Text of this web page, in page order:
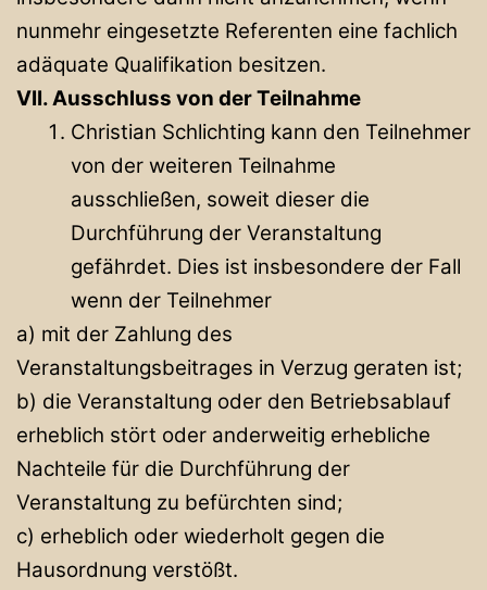
nunmehr eingesetzte Referenten eine fachlich
adäquate Qualifikation besitzen.
VII. Ausschluss von der Teilnahme
Christian Schlichting kann den Teilnehmer
von der weiteren Teilnahme
ausschließen, soweit dieser die
Durchführung der Veranstaltung
gefährdet. Dies ist insbesondere der Fall
wenn der Teilnehmer
a) mit der Zahlung des
Veranstaltungsbeitrages in Verzug geraten ist;
b) die Veranstaltung oder den Betriebsablauf
erheblich stört oder anderweitig erhebliche
Nachteile für die Durchführung der
Veranstaltung zu befürchten sind;
c) erheblich oder wiederholt gegen die
Hausordnung verstößt.